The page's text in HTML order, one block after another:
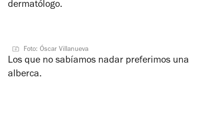
dermatólogo.
Foto: Óscar Villanueva
Los que no sabíamos nadar preferimos una
alberca.